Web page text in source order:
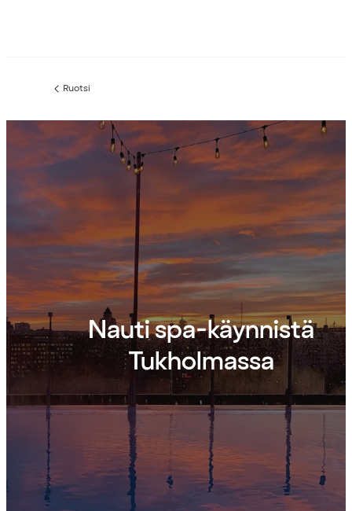
Edellinen
Ruotsi
Nauti spa-käynnistä
Tukholmassa